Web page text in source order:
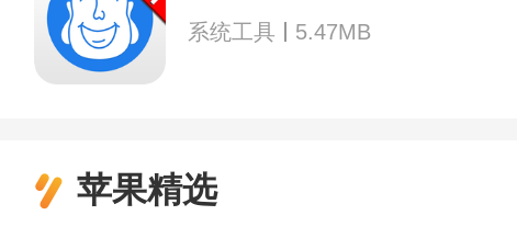
系统工具 5.47MB
苹果精选